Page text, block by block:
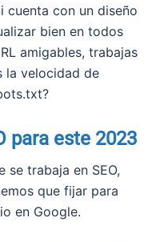
cuenta con un diseño
bien en todos
amigables, trabajas
la velocidad de
para este 2023
se trabaja en SEO,
que fijar para
en Google.